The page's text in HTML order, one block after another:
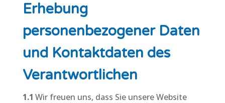
Erhebung
personenbezogener Daten
und Kontaktdaten des
Verantwortlichen
1.1 Wir freuen uns, dass Sie unsere Website